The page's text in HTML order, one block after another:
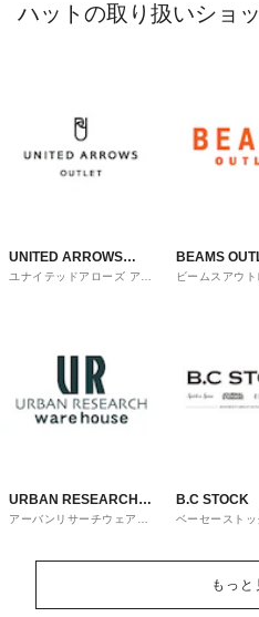
ハットの取り扱いショ
UNITED ARROWS
OUTLET
ユナイテッドアローズ アウ
BEAMS
ビームスアウト
URBAN RESEARCH
ware house
アーバンリサーチウェアハ
B.C STOCK
ベーセーストッ
もっと